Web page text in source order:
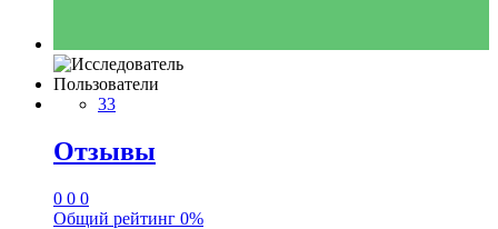
Пользователи
33
Отзывы
0 0 0
Общий рейтинг 0%